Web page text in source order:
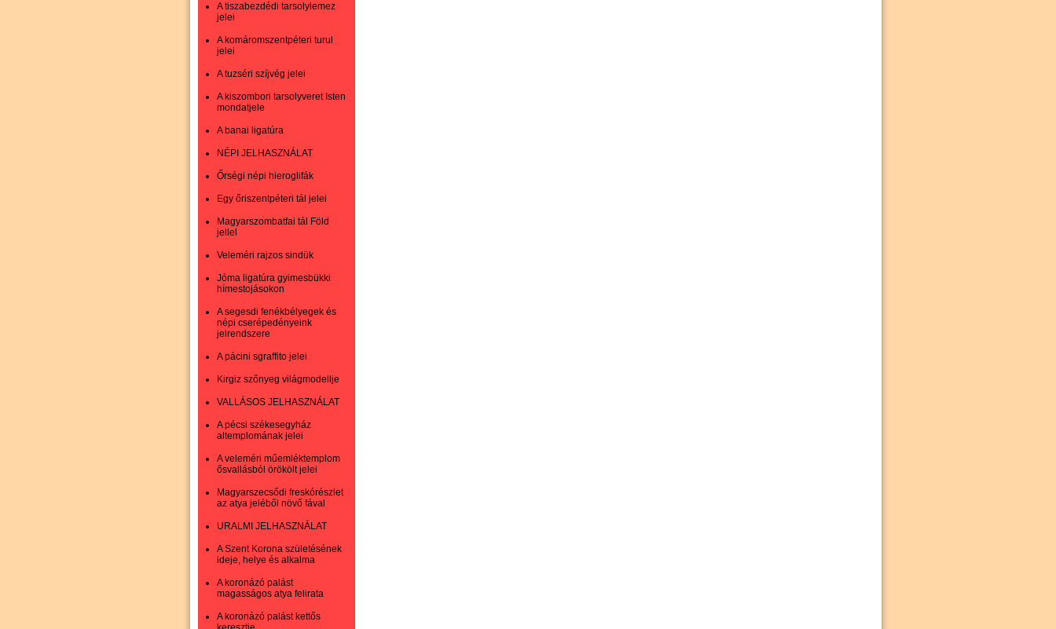
A tiszabezdédi tarsolylemez
jelei
A komáromszentpéteri turul
jelei
A tuzséri szíjvég jelei
A kiszombori tarsolyveret Isten
mondatjele
A banai ligatúra
NÉPI JELHASZNÁLAT
Őrségi népi hieroglifák
Egy őriszentpéteri tál jelei
Magyarszombatfai tál Föld
jellel
Veleméri rajzos sindük
Jóma ligatúra gyimesbükki
hímestojásokon
A segesdi fenékbélyegek és
népi cserépedényeink
jelrendszere
A pácini sgraffito jelei
Kirgiz szőnyeg világmodellje
VALLÁSOS JELHASZNÁLAT
A pécsi székesegyház
altemplomának jelei
A veleméri műemléktemplom
ősvallásból örökölt jelei
Magyarszecsődi freskórészlet
az atya jeléből növő fával
URALMI JELHASZNÁLAT
A Szent Korona születésének
ideje, helye és alkalma
A koronázó palást
magasságos atya felirata
A koronázó palást kettős